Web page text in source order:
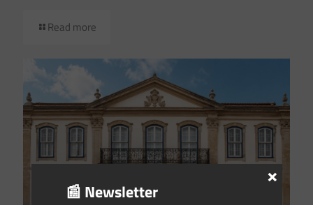
Read more
📰 Newsletter
×